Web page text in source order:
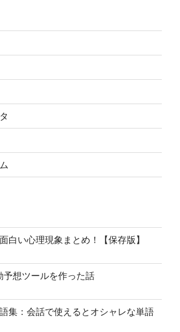
白い心理現象まとめ！【保存版】
予想ツールを作った話
集：会話で使えるとオシャレな単語